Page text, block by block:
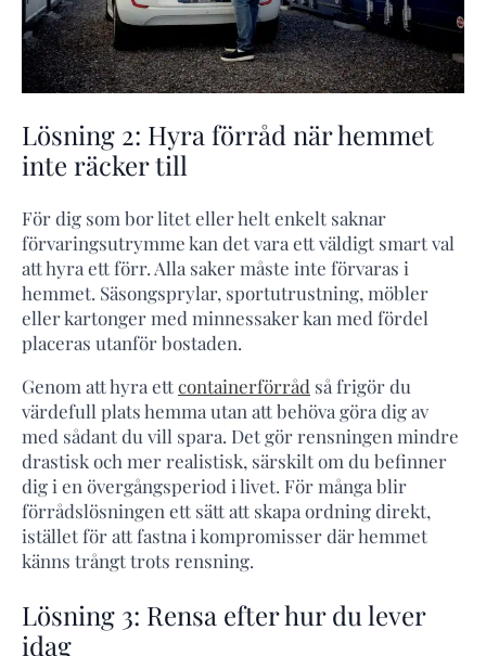
Lösning 2: Hyra förråd när hemmet
inte räcker till
För dig som bor litet eller helt enkelt saknar
förvaringsutrymme kan det vara ett väldigt smart val
att hyra ett förr. Alla saker måste inte förvaras i
hemmet. Säsongsprylar, sportutrustning, möbler
eller kartonger med minnessaker kan med fördel
placeras utanför bostaden.
Genom att hyra ettcontainerförråd så frigör du
värdefull plats hemma utan att behöva göra dig av
med sådant du vill spara. Det gör rensningen mindre
drastisk och mer realistisk, särskilt om du befinner
dig i en övergångsperiod i livet. För många blir
förrådslösningen ett sätt att skapa ordning direkt,
istället för att fastna i kompromisser där hemmet
känns trångt trots rensning.
Lösning 3: Rensa efter hur du lever
idag